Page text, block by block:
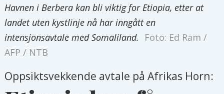
Havnen i Berbera kan bli viktig for Etiopia, etter at
landet uten kystlinje nå har inngått en
intensjonsavtale med Somaliland.
Foto: Ed Ram /
AFP / NTB
Oppsiktsvekkende avtale på Afrikas Horn: